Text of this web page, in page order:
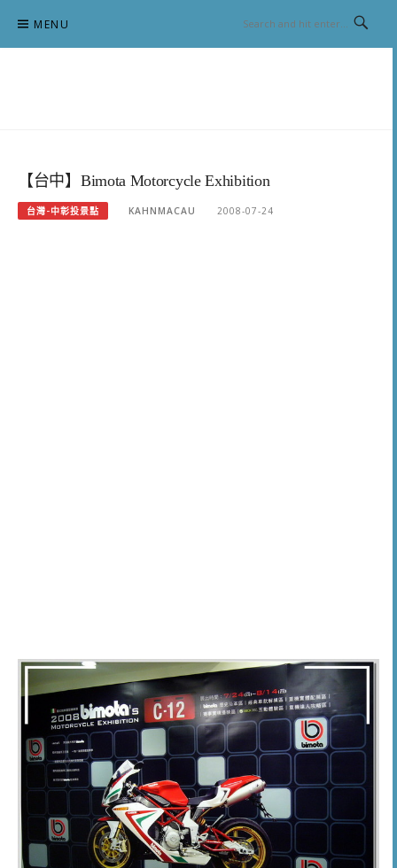
content
MENU
【台中】Bimota Motorcycle Exhibition
台灣-中彰投景點 KAHNMACAU 2008-07-24